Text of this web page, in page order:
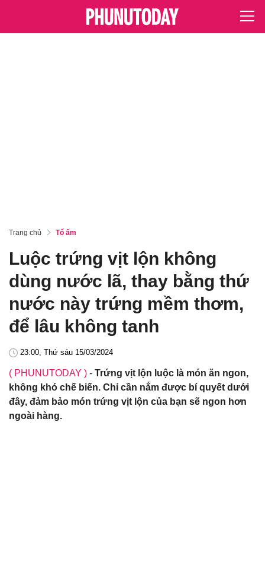
Trang chủ Tổ ấm
Luộc trứng vịt lộn không
dùng nước lã, thay bằng thứ
nước này trứng mềm thơm,
để lâu không tanh
23:00, Thứ sáu 15/03/2024
( PHUNUTODAY ) - Trứng vịt lộn luộc là món ăn ngon,
không khó chế biến. Chỉ cần nắm được bí quyết dưới
đây, đảm bảo món trứng vịt lộn của bạn sẽ ngon hơn
ngoài hàng.